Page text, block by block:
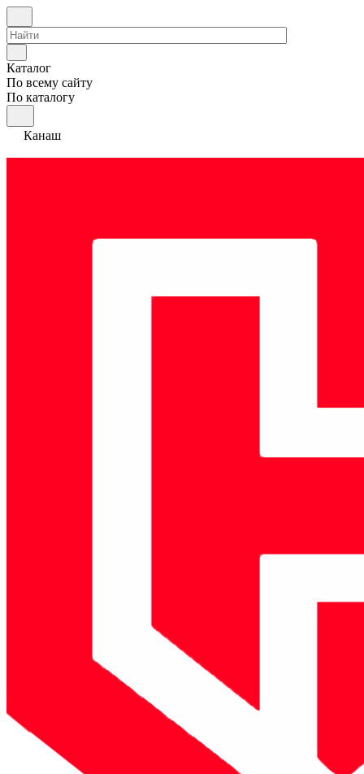
Каталог
По всему сайту
По каталогу
Канаш